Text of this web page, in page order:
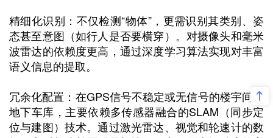
精细化识别：不仅检测“物体”，更需识别其类别、姿
态甚至意图（如行人是否要横穿）。对摄像头和毫米
波雷达的依赖度更高，通过深度学习算法实现对丰富
语义信息的提取。
冗余化配置：在GPS信号不稳定或无信号的楼宇间、
地下车库，主要依赖多传感器融合的SLAM（同步定
位与建图）技术。通过激光雷达、视觉和轮速计的数